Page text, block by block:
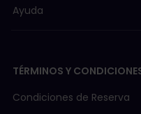
Ayuda
TÉRMINOS Y
Condiciones de Reserva